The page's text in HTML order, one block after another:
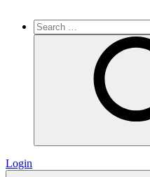
Search
for:
Login